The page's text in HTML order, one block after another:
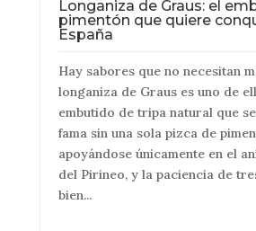
Longaniza de Graus: el
pimentón que quiere
España
Hay sabores que no necesitan
longaniza de Graus es uno de
embutido de tripa natural que
fama sin una sola pizca de
apoyándose únicamente en el
del Pirineo, y la paciencia de
bien...